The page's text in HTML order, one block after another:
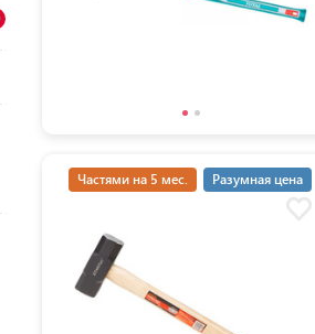
Частями на 5 мес. Разумная цена